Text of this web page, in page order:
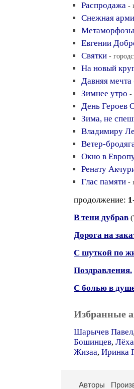
Распродажа -
Снежная
Метаморфозы
Евгении
Святки -
На новый
Давняя мечта
Зимнее утро -
День Героев
Зима, не
Владимиру
Ветер-
Окно в
Ренату
Глас памяти -
продолжение:
В тени дубрав
Дорога на
С шуткой по
Поздравления.
С болью в
Избранные
Шарычев Павел
Бошинцев,
Жизаа, Иринка
Авторы